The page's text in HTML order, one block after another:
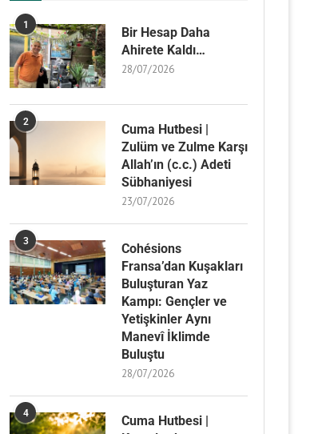
1
Bir Hesap Daha
Ahirete Kaldı…
28/07/2026
2
Cuma Hutbesi |
Zulüm ve Zulme Karşı
Allah’ın (c.c.) Adeti
Sübhaniyesi
23/07/2026
3
Cohésions
Fransa’dan Kuşakları
Buluşturan Yaz
Kampı: Gençler ve
Yetişkinler Aynı
Manevî İklimde
Buluştu
28/07/2026
4
Cuma Hutbesi |